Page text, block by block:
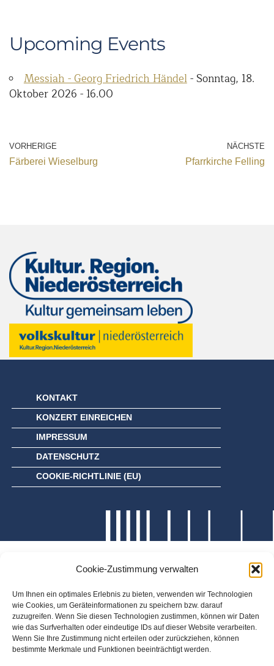
Cookie-Zustimmung verwalten
Um Ihnen ein optimales Erlebnis zu bieten, verwenden wir Technologien
wie Cookies, um Geräteinformationen zu speichern bzw. darauf
zuzugreifen. Wenn Sie diesen Technologien zustimmen, können wir Daten
wie das Surfverhalten oder eindeutige IDs auf dieser Website verarbeiten.
Wenn Sie Ihre Zustimmung nicht erteilen oder zurückziehen, können
bestimmte Merkmale und Funktionen beeinträchtigt werden.
Upcoming Events
Messiah - Georg Friedrich Händel- Sonntag, 18.
Oktober 2026 - 16.00
VORHERIGE
Färberei Wieselburg
NÄCHSTE
Pfarrkirche Felling
KONTAKT
KONZERT EINREICHEN
IMPRESSUM
DATENSCHUTZ
COOKIE-RICHTLINIE (EU)